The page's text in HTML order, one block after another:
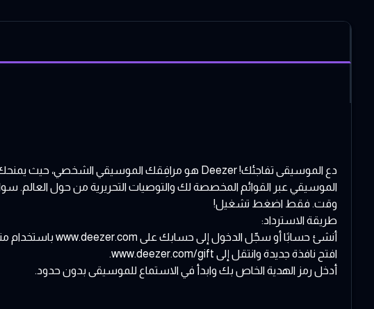
وقت. فقط اضغط تشغيل!
طريقة الاسترداد:
أنشئ حسابًا أو سجّل الدخول إلى حسابك على www.deezer.com باستخدام
افتح نافذة جديدة وانتقل إلى www.deezer.com/gift
.
أدخل رمز الهدية الخاص بك وابدأ في الاستماع للموسيقى بدون حدود.